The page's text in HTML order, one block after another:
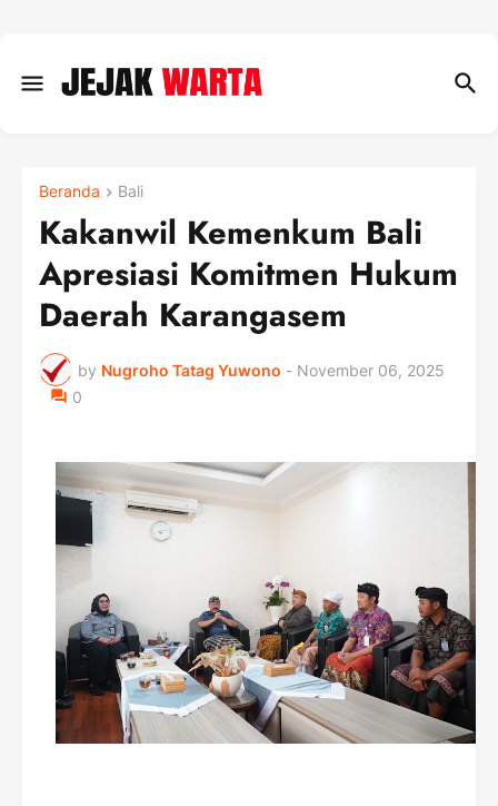
Beranda Bali
Kakanwil Kemenkum Bali
Apresiasi Komitmen Hukum
Daerah Karangasem
by Nugroho Tatag Yuwono - November 06, 2025
0